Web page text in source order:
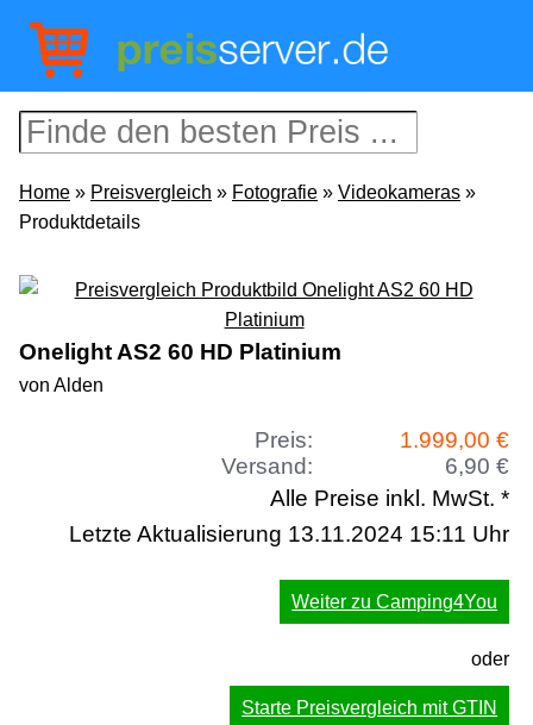
Home » Preisvergleich » Fotografie » Videokameras »
Produktdetails
Onelight AS2 60 HD Platinium
von Alden
Preis:
1.999,00 €
Versand:
6,90 €
Alle Preise inkl. MwSt. *
Letzte Aktualisierung 13.11.2024 15:11 Uhr
Weiter zu Camping4You
oder
Starte Preisvergleich mit GTIN